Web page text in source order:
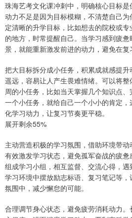
珠海艺考文化课冲刺中，明确核心目标
动力不足是因为目标模糊，不清楚自己
定清晰的升学目标，比如想去的院校或
的地方，时常提醒自己。当学习感到疲
景，就能重新激发前进的动力，避免在复
把大目标拆分成小任务，积累成就感提
遥远，容易让人产生畏难情绪。可以将
周的小任务，比如当天掌握几个知识点
一个小任务，就给自己一个小小的肯定
化学习动力，让复习节奏更平稳。
展开剩余55%
主动营造积极的学习氛围，借助环境带
有效激发学习状态，避免孤军奋战的疲
组成学习小组，相互监督、交流心得，
学习环境中摆放励志标语、复习笔记等
氛围中，减少懈怠的可能。
合理调节身心状态，避免疲劳消耗动力